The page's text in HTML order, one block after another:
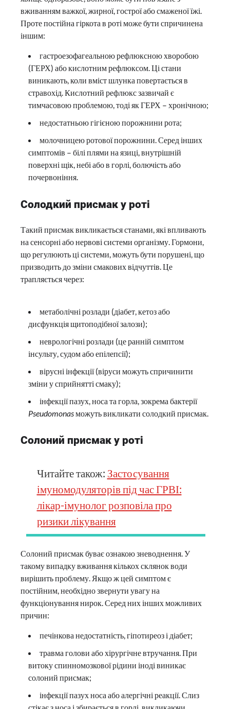
вживанням важкої, жирної, гострої або смаженої їжі.
Проте постійна гіркота в роті може бути спричинена
іншим:
гастроезофагеальною рефлюксною хворобою
(ГЕРХ) або кислотним рефлюксом. Ці стани
виникають, коли вміст шлунка повертається в
стравохід. Кислотний рефлюкс зазвичай є
тимчасовою проблемою, тоді як ГЕРХ – хронічною;
недостатньою гігієною порожнини рота;
молочницею ротової порожнини. Серед інших
симптомів – білі плями на язиці, внутрішній
поверхні щік, небі або в горлі, болючість або
почервоніння.
Солодкий присмак у роті
Такий присмак викликається станами, які впливають
на сенсорні або нервові системи організму. Гормони,
що регулюють ці системи, можуть бути порушені, що
призводить до зміни смакових відчуттів. Це
трапляється через:
метаболічні розлади (діабет, кетоз або
дисфункція щитоподібної залози);
неврологічні розлади (це ранній симптом
інсульту, судом або епілепсії);
вірусні інфекції (віруси можуть спричинити
зміни у сприйнятті смаку);
інфекції пазух, носа та горла, зокрема бактерії
Pseudomonasможуть викликати солодкий присмак.
Солоний присмак у роті
Читайте також: Застосування
імуномодуляторів під час ГРВІ:
лікар-імунолог розповіла про
ризики лікування
Солоний присмак буває ознакою зневоднення. У
такому випадку вживання кількох склянок води
вирішить проблему. Якщо ж цей симптом є
постійним, необхідно звернути увагу на
функціонування нирок. Серед них інших можливих
причин:
печінкова недостатність, гіпотиреоз і діабет;
травма голови або хірургічне втручання. При
витоку спинномозкової рідини іноді виникає
солоний присмак;
інфекції пазух носа або алергічні реакції. Слиз